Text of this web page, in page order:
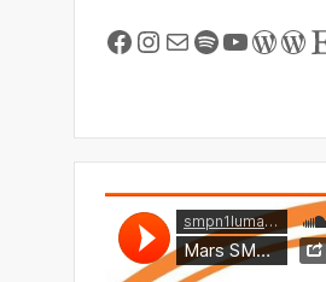
Facebook
Instagram
MailSpotify